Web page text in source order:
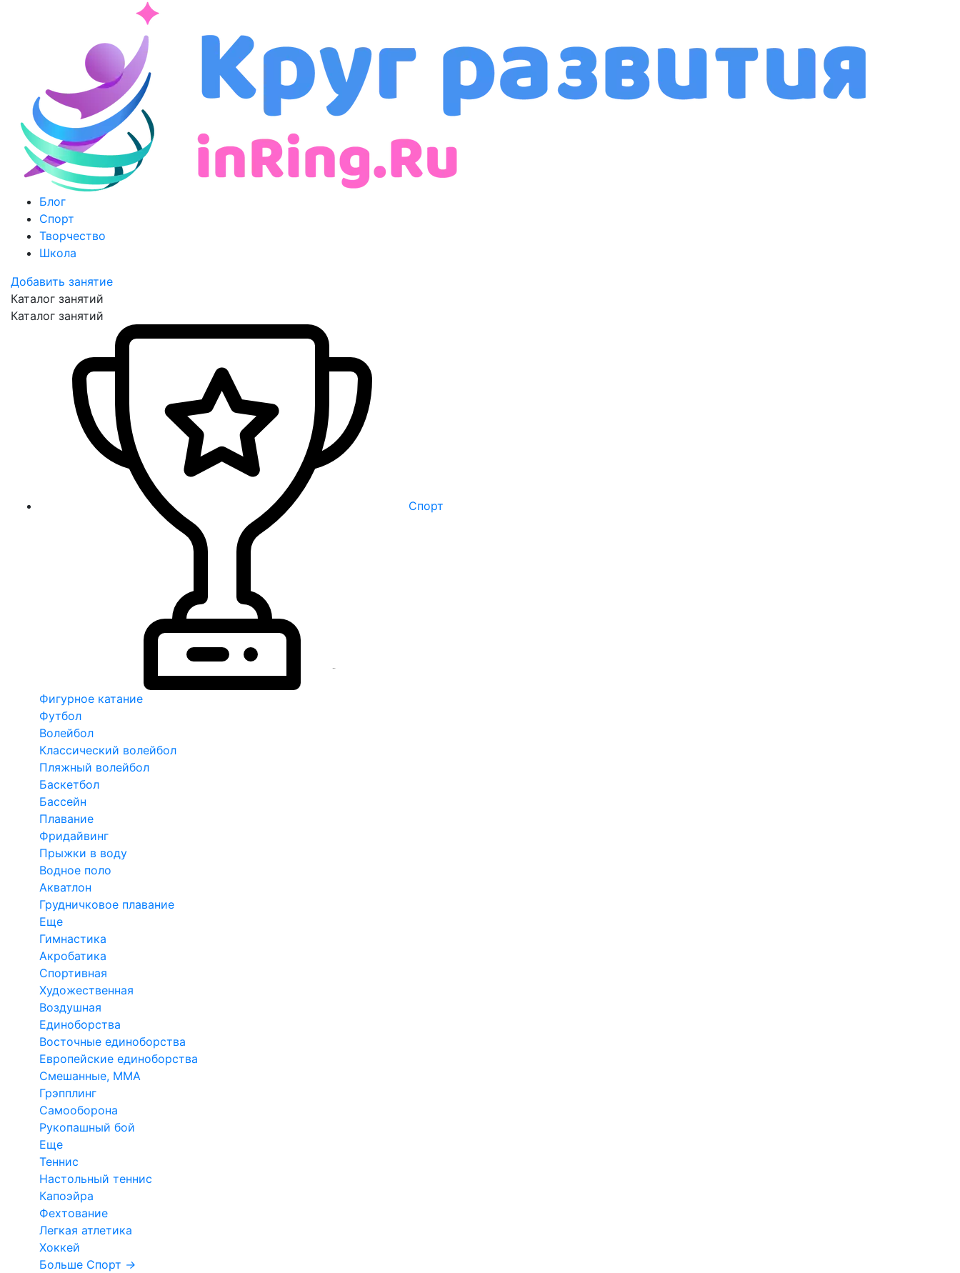
Блог
Спорт
Творчество
Школа
Добавить занятие
Каталог занятий
Каталог занятий
Спорт
Фигурное катание
Футбол
Волейбол
Классический волейбол
Пляжный волейбол
Баскетбол
Бассейн
Плавание
Фридайвинг
Прыжки в воду
Водное поло
Акватлон
Грудничковое плавание
Еще
Гимнастика
Акробатика
Спортивная
Художественная
Воздушная
Единоборства
Восточные единоборства
Европейские единоборства
Смешанные, ММА
Грэпплинг
Самооборона
Рукопашный бой
Еще
Теннис
Настольный теннис
Капоэйра
Фехтование
Легкая атлетика
Хоккей
Больше Спорт →